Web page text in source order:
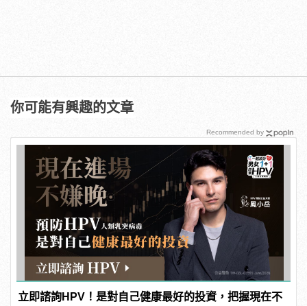
你可能有興趣的文章
立即諮詢HPV！是對自己健康最好的投資，把握現在不
Recommended by